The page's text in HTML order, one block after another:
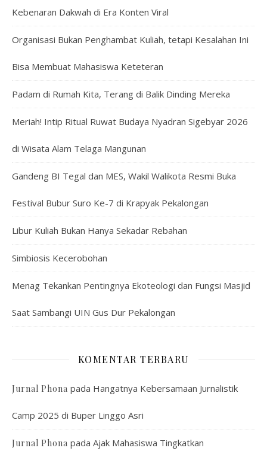
Kebenaran Dakwah di Era Konten Viral
Organisasi Bukan Penghambat Kuliah, tetapi Kesalahan Ini
Bisa Membuat Mahasiswa Keteteran
Padam di Rumah Kita, Terang di Balik Dinding Mereka
Meriah! Intip Ritual Ruwat Budaya Nyadran Sigebyar 2026
di Wisata Alam Telaga Mangunan
Gandeng BI Tegal dan MES, Wakil Walikota Resmi Buka
Festival Bubur Suro Ke-7 di Krapyak Pekalongan
Libur Kuliah Bukan Hanya Sekadar Rebahan
Simbiosis Kecerobohan
Menag Tekankan Pentingnya Ekoteologi dan Fungsi Masjid
Saat Sambangi UIN Gus Dur Pekalongan
KOMENTAR TERBARU
Jurnal Phona pada Hangatnya Kebersamaan Jurnalistik
Camp 2025 di Buper Linggo Asri
Jurnal Phona pada Ajak Mahasiswa Tingkatkan